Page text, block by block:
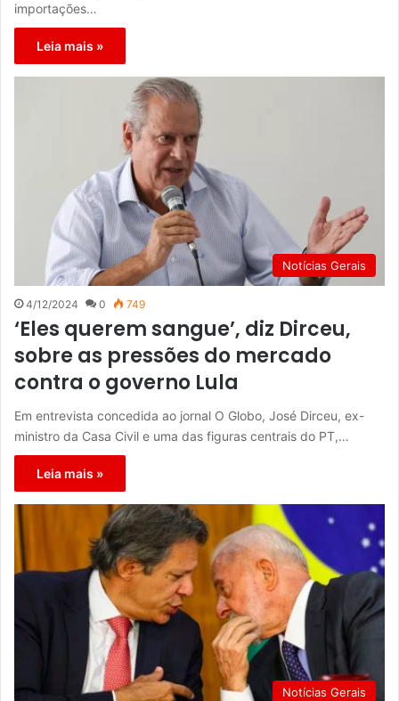
importações…
Leia mais »
Notícias Gerais
4/12/2024 0 749
‘Eles querem sangue’, diz Dirceu,
sobre as pressões do mercado
contra o governo Lula
Em entrevista concedida ao jornal O Globo, José Dirceu, ex-
ministro da Casa Civil e uma das figuras centrais do PT,…
Leia mais »
Notícias Gerais